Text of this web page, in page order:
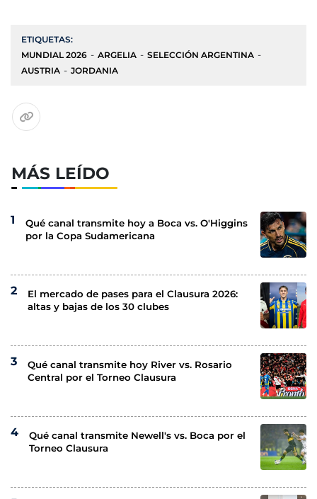
ETIQUETAS:
MUNDIAL 2026
ARGELIA
SELECCIÓN ARGENTINA
AUSTRIA
JORDANIA
MÁS LEÍDO
Qué canal transmite hoy a Boca vs. O'Higgins
por la Copa Sudamericana
El mercado de pases para el Clausura 2026:
altas y bajas de los 30 clubes
Qué canal transmite hoy River vs. Rosario
Central por el Torneo Clausura
Qué canal transmite Newell's vs. Boca por el
Torneo Clausura